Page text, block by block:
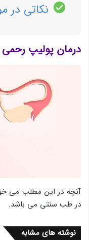
نکاتی در
درمان پولیپ
آنچه در این مطلب می
در طب سنتی می باشد.
نوشته های مشابه